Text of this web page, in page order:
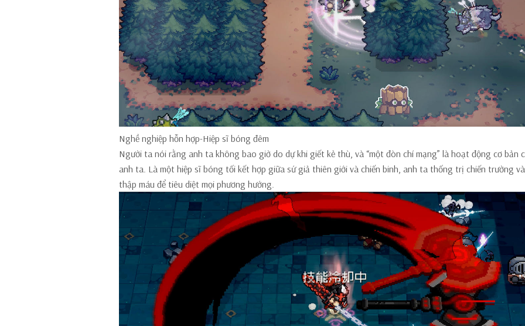
Nghề nghiệp hỗn hợp-Hiệp sĩ bóng đêm
Người ta nói rằng anh ta không bao giờ do dự khi giết kẻ thù, và “một đòn chí mạng” là hoạt động cơ bản
anh ta. Là một hiệp sĩ bóng tối kết hợp giữa sứ giả thiên giới và chiến binh, anh ta thống trị chiến trường
thập máu để tiêu diệt mọi phương hướng.